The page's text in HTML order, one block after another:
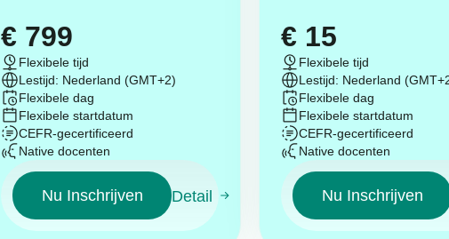
€799
Flexibele tijd
Lestijd: Nederland (GMT+2)
Flexibele dag
Flexibele startdatum
CEFR-gecertificeerd
Native docenten
Nu Inschrijven Detail
€15
Flexibele tijd
Lestijd: Nederland
Flexibele dag
Flexibele startdatum
CEFR-gecertificeerd
Native docenten
Nu Inschrijven